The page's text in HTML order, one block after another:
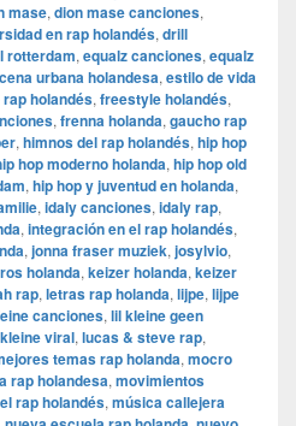
mase, dion mase canciones,
en rap holandés, drill
rotterdam, equalz canciones, equalz
urbana holandesa, estilo de vida
holandés, freestyle holandés,
, frenna holanda, gaucho rap
, himnos del rap holandés, hip hop
hop moderno holanda, hip hop old
, hip hop y juventud en holanda,
, idaly canciones, idaly rap,
, integración en el rap holandés,
, jonna fraser muziek, josylvio,
holanda, keizer holanda, keizer
rap, letras rap holanda, lijpe, lijpe
canciones, lil kleine geen
viral, lucas & steve rap,
temas rap holanda, mocro
rap holandesa, movimientos
rap holandés, música callejera